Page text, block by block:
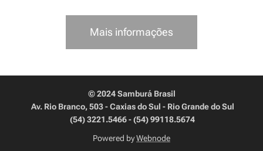
Mais informações
© 2024 Samburá Brasil
Av. Rio Branco, 503 - Caxias do Sul - Rio Grande do Sul
(54) 3221.5466 - (54) 99118.5674
Powered byWebnode